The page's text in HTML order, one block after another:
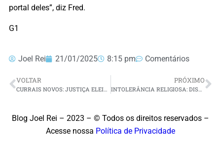
portal deles”, diz Fred.
G1
Joel Rei 21/01/2025 8:15 pm Comentários
VOLTAR
CURRAIS NOVOS: JUSTIÇA ELEITORAL DETERMINA QUEBRA DO SIGILO BANCÁRIO DO VEREADOR ITAMAR JÚNIOR POR SUSPEITA DE COMPRA DE VOTOS
PRÓXIMO
INTOLERÂNCIA RELIGIOSA: DISQUE 100 REGISTROU 2,4 MIL CASOS EM 2024
Blog Joel Rei – 2023 – © Todos os direitos reservados –
Acesse nossa Política de Privacidade